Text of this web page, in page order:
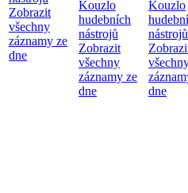
Zobrazit
všechny
záznamy ze
dne
Kouzlo
hudebních
nástrojů
Zobrazit
všechny
záznamy ze
dne
Kouzlo
nástrojů
dne